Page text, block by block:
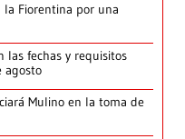
la Fiorentina por una
las fechas y requisitos
agosto
Mulino en la toma de